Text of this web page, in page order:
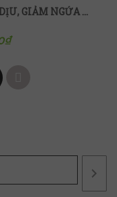
LIPID EXTRA – KEM DƯỠNG LÀM DỊU, GIẢM NGỨA CHO DA KHÔ, NHẠY CẢM 200ML
₫